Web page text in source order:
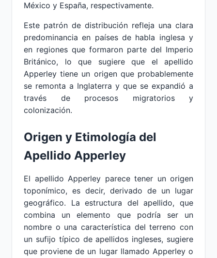
México y España, respectivamente.
Este patrón de distribución refleja una clara
predominancia en países de habla inglesa y
en regiones que formaron parte del Imperio
Británico, lo que sugiere que el apellido
Apperley tiene un origen que probablemente
se remonta a Inglaterra y que se expandió a
través de procesos migratorios y
colonización.
Origen y Etimología del
Apellido Apperley
El apellido Apperley parece tener un origen
toponímico, es decir, derivado de un lugar
geográfico. La estructura del apellido, que
combina un elemento que podría ser un
nombre o una característica del terreno con
un sufijo típico de apellidos ingleses, sugiere
que proviene de un lugar llamado Apperley o